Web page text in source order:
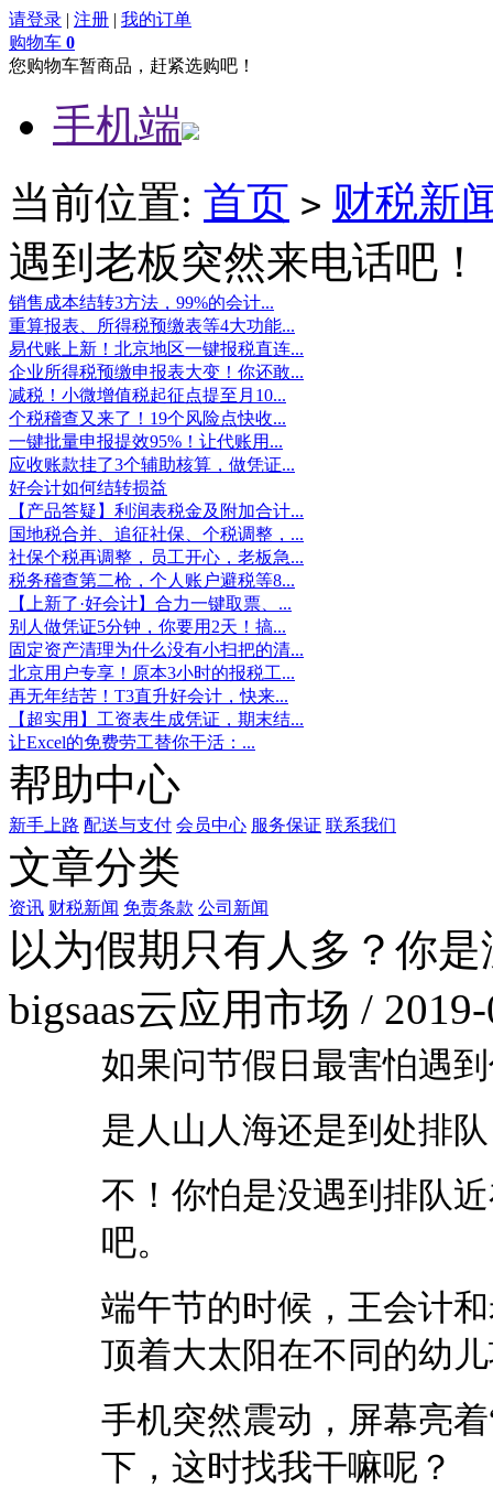
请登录 | 注册 | 我的订单
购物车 0
您购物车暂商品，赶紧选购吧！
手机端
当前位置: 首页 > 财税新
遇到老板突然来电话吧！
销售成本结转3方法，99%的会计...
重算报表、所得税预缴表等4大功能...
易代账上新！北京地区一键报税直连...
企业所得税预缴申报表大变！你还敢...
减税！小微增值税起征点提至月10...
个税稽查又来了！19个风险点快收...
一键批量申报提效95%！让代账用...
应收账款挂了3个辅助核算，做凭证...
好会计如何结转损益
【产品答疑】利润表税金及附加合计...
国地税合并、追征社保、个税调整，...
社保个税再调整，员工开心，老板急...
税务稽查第二枪，个人账户避税等8...
【上新了·好会计】合力一键取票、...
别人做凭证5分钟，你要用2天！搞...
固定资产清理为什么没有小扫把的清...
北京用户专享！原本3小时的报税工...
再无年结苦！T3直升好会计，快来...
【超实用】工资表生成凭证，期末结...
让Excel的免费劳工替你干活：...
帮助中心
新手上路 配送与支付 会员中心 服务保证 联系我们
文章分类
资讯 财税新闻 免责条款 公司新闻
以为假期只有人多？你
bigsaas云应用市场 /
如果问节假日最害怕遇
是人山人海还是到处排
不！你怕是没遇到排队
吧。
端午节的时候，王会计
顶着大太阳在不同的幼
手机突然震动，屏幕亮
下，这时找我干嘛呢？